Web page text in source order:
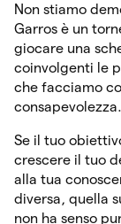
Non stiamo
Garros è un
giocare una
coinvolgenti le
che facciamo
consapevolezza.
Se il tuo
crescere il tuo
alla tua
diversa, quella
non ha senso